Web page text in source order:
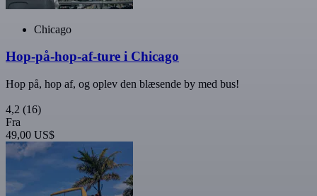
Chicago
Hop-på-hop-af-ture i Chicago
Hop på, hop af, og oplev den blæsende by med bus!
4,2 (16)
Fra
49,00 US$